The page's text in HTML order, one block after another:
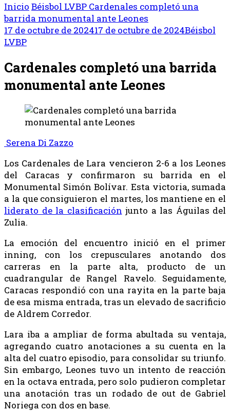
Inicio Béisbol LVBP Cardenales completó una
barrida monumental ante Leones
17 de octubre de 202417 de octubre de 2024Béisbol
LVBP
Cardenales completó una barrida
monumental ante Leones
Serena Di Zazzo
Los Cardenales de Lara vencieron 2-6 a los Leones
del Caracas y confirmaron su barrida en el
Monumental Simón Bolívar. Esta victoria, sumada
a la que consiguieron el martes, los mantiene en el
liderato de la clasificación junto a las Águilas del
Zulia.
La emoción del encuentro inició en el primer
inning, con los crepusculares anotando dos
carreras en la parte alta, producto de un
cuadrangular de Rangel Ravelo. Seguidamente,
Caracas respondió con una rayita en la parte baja
de esa misma entrada, tras un elevado de sacrificio
de Aldrem Corredor.
Lara iba a ampliar de forma abultada su ventaja,
agregando cuatro anotaciones a su cuenta en la
alta del cuatro episodio, para consolidar su triunfo.
Sin embargo, Leones tuvo un intento de reacción
en la octava entrada, pero solo pudieron completar
una anotación tras un rodado de out de Gabriel
Noriega con dos en base.